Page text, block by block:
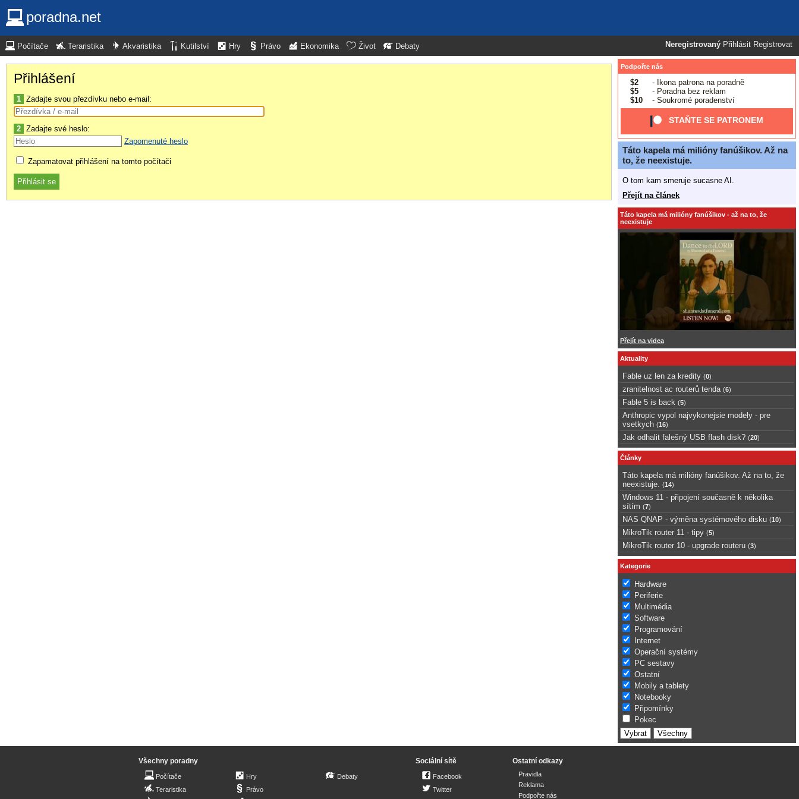
poradna.net
Neregistrovaný Přihlásit Registrovat
Počítače Teraristika Akvaristika Kutilství Hry Právo Ekonomika Život Debaty
Přihlášení
1 Zadajte svou přezdívku nebo e-mail:
2 Zadajte své heslo:
Zapomenuté heslo
Zapamatovat přihlášení na tomto počítači
Podpořte nás
$2
- Ikona patrona na poradně
$5
- Poradna bez reklam
$10
- Soukromé poradenství
STAŇTE SE PATRONEM
Táto kapela má milióny fanúšikov. Až na
to, že neexistuje.
O tom kam smeruje sucasne AI.
Přejít na článek
Táto kapela má milióny fanúšikov - až na to, že
neexistuje
Přejít na videa
Aktuality
Fable uz len za kredity (0)
zranitelnost ac routerů tenda (6)
Fable 5 is back (5)
Anthropic vypol najvykonejsie modely - pre
vsetkych (16)
Jak odhalit falešný USB flash disk? (20)
Články
Táto kapela má milióny fanúšikov. Až na to, že
neexistuje.
(14)
Windows 11 - připojení současně k několika
sítím (7)
NAS QNAP - výměna systémového disku (10)
MikroTik router 11 - tipy (5)
MikroTik router 10 - upgrade routeru (3)
Kategorie
Hardware
Periferie
Multimédia
Software
Programování
Internet
Operační systémy
PC sestavy
Ostatní
Mobily a tablety
Notebooky
Připomínky
Pokec
Všechny poradny
Počítače
Teraristika
Hry
Právo
Debaty
Sociální sítě
Facebook
Twitter
Ostatní odkazy
Pravidla
Reklama
Podpořte nás